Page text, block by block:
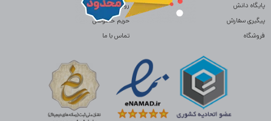
پایگاه دانش
پیگیری سفارش
فروشگاه
رویه بازگردانی کالا
حریم خصوصی
تماس با ما